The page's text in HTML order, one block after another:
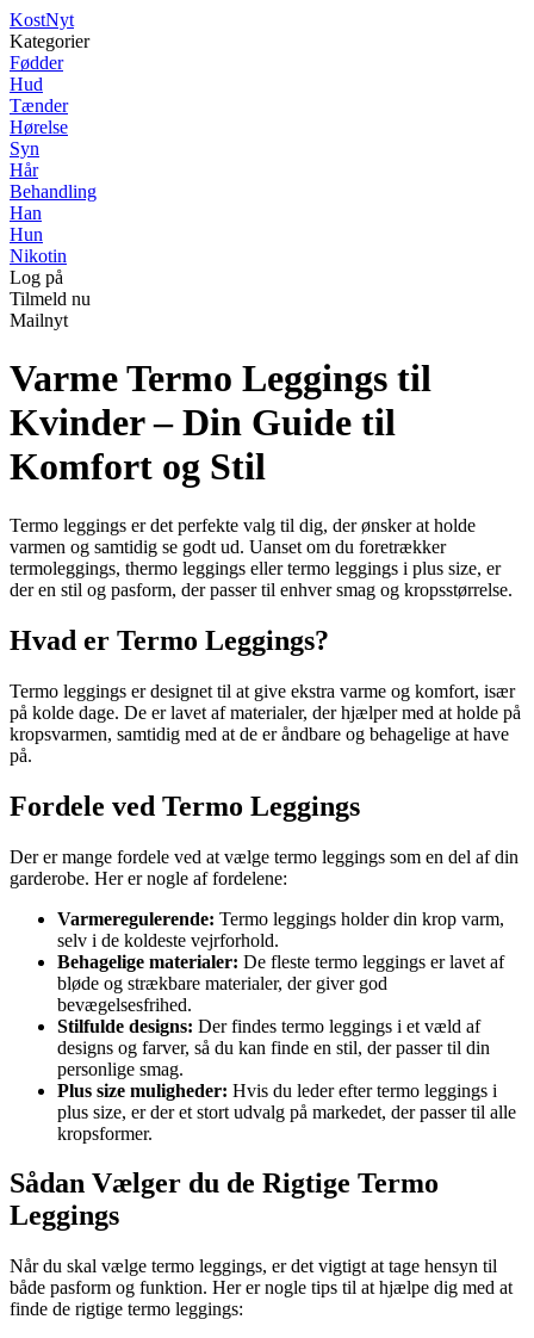
KostNyt
Kategorier
Fødder
Hud
Tænder
Hørelse
Syn
Hår
Behandling
Han
Hun
Nikotin
Log på
Tilmeld nu
Mailnyt
Varme Termo Leggings til
Kvinder – Din Guide til
Komfort og Stil
Termo leggings er det perfekte valg til dig, der ønsker at holde
varmen og samtidig se godt ud. Uanset om du foretrækker
termoleggings, thermo leggings eller termo leggings i plus size, er
der en stil og pasform, der passer til enhver smag og kropsstørrelse.
Hvad er Termo Leggings?
Termo leggings er designet til at give ekstra varme og komfort, især
på kolde dage. De er lavet af materialer, der hjælper med at holde på
kropsvarmen, samtidig med at de er åndbare og behagelige at have
på.
Fordele ved Termo Leggings
Der er mange fordele ved at vælge termo leggings som en del af din
garderobe. Her er nogle af fordelene:
Varmeregulerende: Termo leggings holder din krop varm,
selv i de koldeste vejrforhold.
Behagelige materialer: De fleste termo leggings er lavet af
bløde og strækbare materialer, der giver god
bevægelsesfrihed.
Stilfulde designs: Der findes termo leggings i et væld af
designs og farver, så du kan finde en stil, der passer til din
personlige smag.
Plus size muligheder: Hvis du leder efter termo leggings i
plus size, er der et stort udvalg på markedet, der passer til alle
kropsformer.
Sådan Vælger du de Rigtige Termo
Leggings
Når du skal vælge termo leggings, er det vigtigt at tage hensyn til
både pasform og funktion. Her er nogle tips til at hjælpe dig med at
finde de rigtige termo leggings: